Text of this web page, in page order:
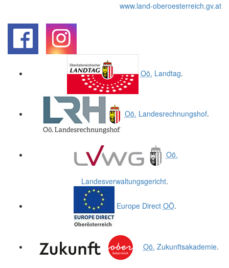
www.land-oberoesterreich.gv.at
Oö. Landtag.
Oö. Landesrechnungshof.
Oö.
Landesverwaltungsgericht.
Europe Direct OÖ.
Oö. Zukunftsakademie.